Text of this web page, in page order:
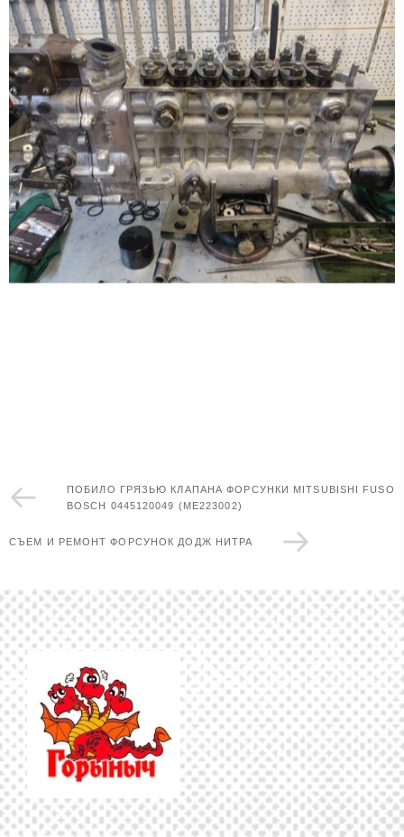
ПОБИЛО ГРЯЗЬЮ КЛАПАНА ФОРСУНКИ MITSUBISHI FUSO
BOSCH 0445120049 (ME223002)
СЪЕМ И РЕМОНТ ФОРСУНОК ДОДЖ НИТРА